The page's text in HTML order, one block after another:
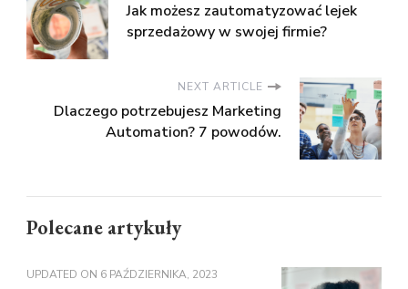
Jak możesz zautomatyzować lejek
sprzedażowy w swojej firmie?
NEXT ARTICLE
Dlaczego potrzebujesz Marketing
Automation? 7 powodów.
Polecane artykuły
UPDATED ON 6 PAŹDZIERNIKA, 2023